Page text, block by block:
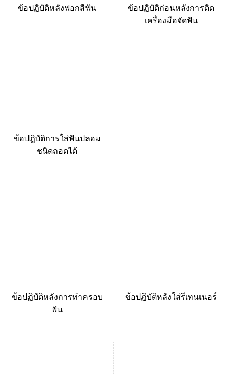
ข้อปฏิบัติหลังฟอกสีฟัน
ข้อปฎิบัติการใส่ฟันปลอม
ชนิดถอดได้
ข้อปฏิบัติก่อนหลังการติด
เครื่องมือจัดฟัน
ข้อปฏิบัติหลังการทำครอบ
ฟัน
ข้อปฏิบัติหลังใส่รีเทนเนอร์